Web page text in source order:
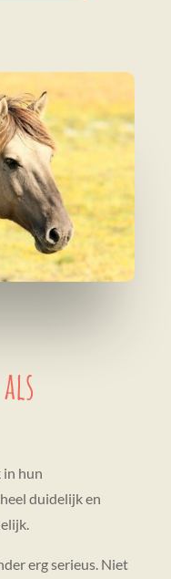
hun
duidelijk en
erg serieus. Niet